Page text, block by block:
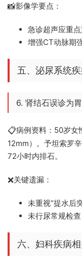
📸影像学要点：
急诊超声应重
增强CT动脉期
五、泌尿系统
6. 肾结石误诊为
📋病例资料：50岁女
12mm）。予坦索罗
72小时内排石。
❌关键遗漏：
未重视”提水后
未行尿常规检
六、妇科疾病